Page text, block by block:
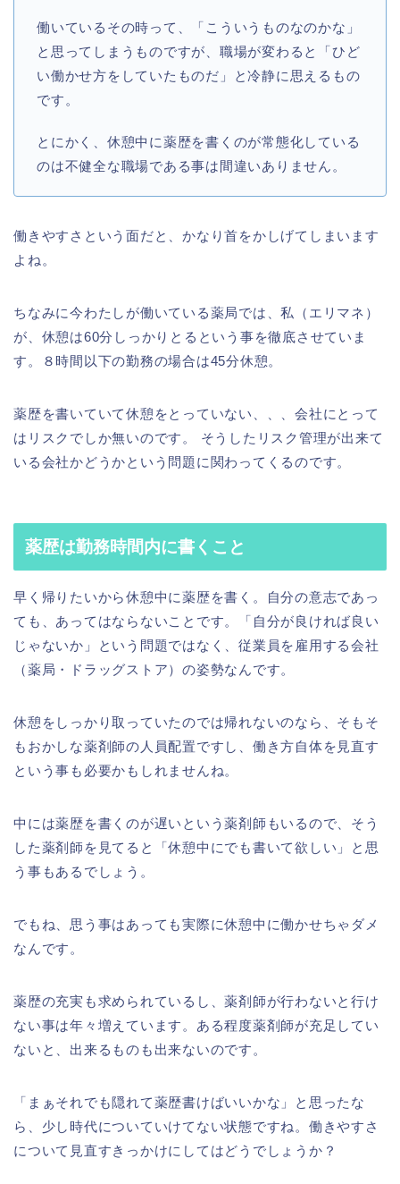
働いているその時って、「こういうものなのかな」
と思ってしまうものですが、職場が変わると「ひど
い働かせ方をしていたものだ」と冷静に思えるもの
です。
とにかく、休憩中に薬歴を書くのが常態化している
のは不健全な職場である事は間違いありません。
働きやすさという面だと、かなり首をかしげてしまいます
よね。
ちなみに今わたしが働いている薬局では、私（エリマネ）
が、休憩は60分しっかりとるという事を徹底させていま
す。８時間以下の勤務の場合は45分休憩。
薬歴を書いていて休憩をとっていない、、、会社にとって
はリスクでしか無いのです。 そうしたリスク管理が出来て
いる会社かどうかという問題に関わってくるのです。
薬歴は勤務時間内に書くこと
早く帰りたいから休憩中に薬歴を書く。自分の意志であっ
ても、あってはならないことです。「自分が良ければ良い
じゃないか」という問題ではなく、従業員を雇用する会社
（薬局・ドラッグストア）の姿勢なんです。
休憩をしっかり取っていたのでは帰れないのなら、そもそ
もおかしな薬剤師の人員配置ですし、働き方自体を見直す
という事も必要かもしれませんね。
中には薬歴を書くのが遅いという薬剤師もいるので、そう
した薬剤師を見てると「休憩中にでも書いて欲しい」と思
う事もあるでしょう。
でもね、思う事はあっても実際に休憩中に働かせちゃダメ
なんです。
薬歴の充実も求められているし、薬剤師が行わないと行け
ない事は年々増えています。ある程度薬剤師が充足してい
ないと、出来るものも出来ないのです。
「まぁそれでも隠れて薬歴書けばいいかな」と思ったな
ら、少し時代についていけてない状態ですね。働きやすさ
について見直すきっかけにしてはどうでしょうか？